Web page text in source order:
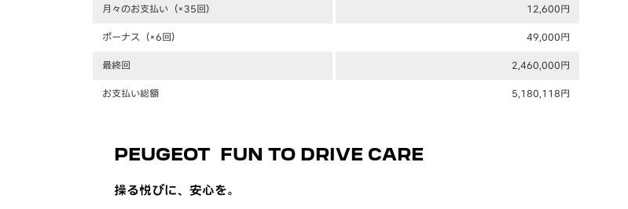
月々のお支払い（×35回）
12,600円
ボーナス（×6回）
49,000円
最終回
2,460,000円
お支払い総額
5,180,118円
PEUGEOT FUN TO DRIVE CARE
操る悦びに、安心を。